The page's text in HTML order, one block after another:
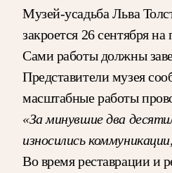
Музей-усадьба Льва
закроется 26 сентября
Сами работы должны
Представители музея
масштабные работы
«За минувшие два
износились
Во время реставрации и